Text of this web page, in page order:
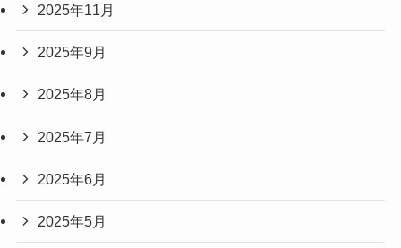
2025年11月
2025年9月
2025年8月
2025年7月
2025年6月
2025年5月